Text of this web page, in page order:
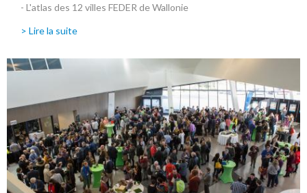
- L'atlas des 12 villes FEDER de Wallonie
> Lire la suite